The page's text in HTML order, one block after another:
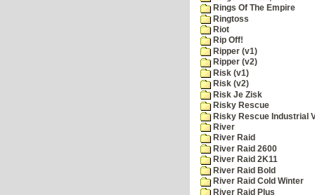
Rings Of The Empire
Ringtoss
Riot
Rip Off!
Ripper (v1)
Ripper (v2)
Risk (v1)
Risk (v2)
Risk Je Zisk
Risky Rescue
Risky Rescue Industrial
River
River Raid
River Raid 2600
River Raid 2K11
River Raid Bold
River Raid Cold Winter
River Raid Plus